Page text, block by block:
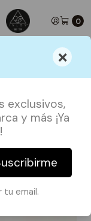
×
exclusivos,
y más ¡Ya
tu email.
0
de Agosto